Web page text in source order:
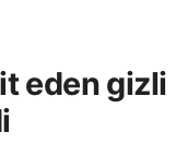
eden gizli